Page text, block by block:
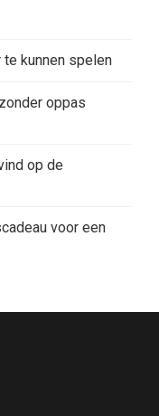
kunnen spelen
oppas
op de
voor een